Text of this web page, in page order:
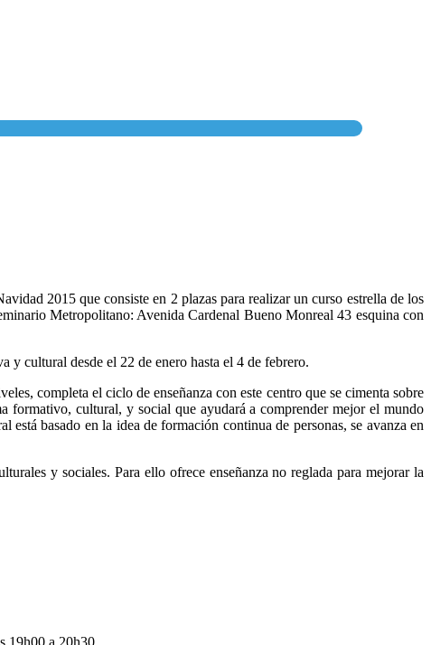
2015 que consiste en 2 plazas para realizar un curso estrella de los
Metropolitano: Avenida Cardenal Bueno Monreal 43 esquina con
y cultural desde el 22 de enero hasta el 4 de febrero.
completa el ciclo de enseñanza con este centro que se cimenta sobre
formativo, cultural, y social que ayudará a comprender mejor el mundo
basado en la idea de formación continua de personas, se avanza en
y sociales. Para ello ofrece enseñanza no reglada para mejorar la
19h00 a 20h30